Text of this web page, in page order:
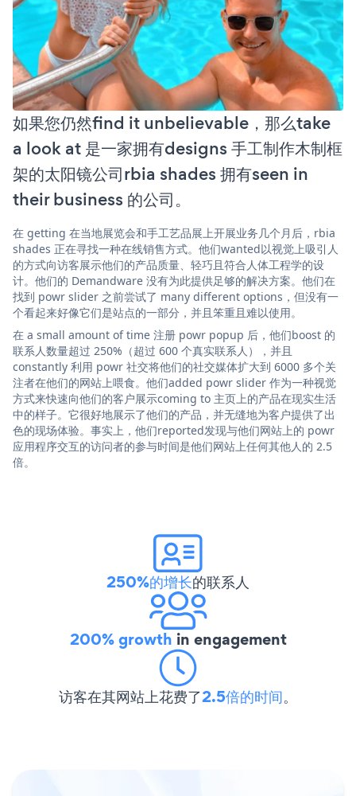
如果您仍然find it unbelievable，那么take
a look at 是一家拥有designs 手工制作木制框
架的太阳镜公司rbia shades 拥有seen in
their business 的公司。
在 getting 在当地展览会和手工艺品展上开展业务几个月后，rbia
shades 正在寻找一种在线销售方式。他们wanted以视觉上吸引人
的方式向访客展示他们的产品质量、轻巧且符合人体工程学的设
计。他们的 Demandware 没有为此提供足够的解决方案。他们在
找到 powr slider 之前尝试了 many different options，但没有一
个看起来好像它们是站点的一部分，并且笨重且难以使用。
在 a small amount of time 注册 powr popup 后，他们boost 的
联系人数量超过 250%（超过 600 个真实联系人），并且
constantly 利用 powr 社交将他们的社交媒体扩大到 6000 多个关
注者在他们的网站上喂食。他们added powr slider 作为一种视觉
方式来快速向他们的客户展示coming to 主页上的产品在现实生活
中的样子。它很好地展示了他们的产品，并无缝地为客户提供了出
色的现场体验。事实上，他们reported发现与他们网站上的 powr
应用程序交互的访问者的参与时间是他们网站上任何其他人的 2.5
倍。
250%的增长的联系人
200% growth in engagement
访客在其网站上花费了2.5倍的时间。